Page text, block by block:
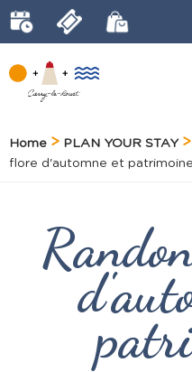
Home PLAN YOUR STAY
flore d'automne et patrimoine